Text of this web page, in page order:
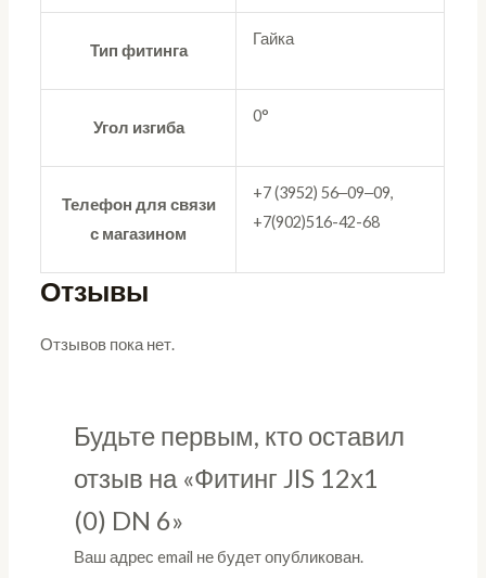
Тип фитинга
Гайка
Угол изгиба
0°
Телефон для связи
с магазином
+7 (3952) 56‒09‒09,
+7(902)516-42-68
Отзывы
Отзывов пока нет.
Будьте первым, кто оставил
отзыв на «Фитинг JIS 12х1
(0) DN 6»
Ваш адрес email не будет опубликован.